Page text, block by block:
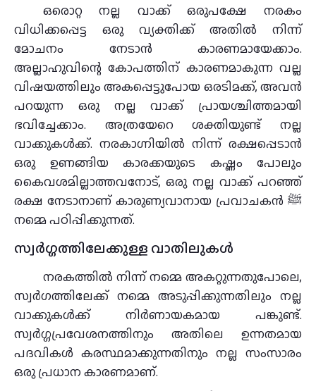
ഒരൊറ്റ നല്ല വാക്ക് ഒരുപക്ഷേ നരകം
വിധിക്കപ്പെട്ട ഒരു വ്യക്തിക്ക് അതിൽ നിന്ന്
മോചനം നേടാൻ കാരണമായേക്കാം.
അല്ലാഹുവിന്റെ കോപത്തിന് കാരണമാകുന്ന വല്ല
വിഷയത്തിലും അകപ്പെട്ടുപോയ ഒരടിമക്ക്, അവൻ
പറയുന്ന ഒരു നല്ല വാക്ക് പ്രായശ്ചിത്തമായി
ഭവിച്ചേക്കാം. അത്രയേറെ ശക്തിയുണ്ട് നല്ല
വാക്കുകൾക്ക്. നരകാഗ്നിയിൽ നിന്ന് രക്ഷപ്പെടാൻ
ഒരു ഉണങ്ങിയ കാരക്കയുടെ കഷ്ണം പോലും
കൈവശമില്ലാത്തവനോട്, ഒരു നല്ല വാക്ക് പറഞ്ഞ്
രക്ഷ നേടാനാണ് കാരുണ്യവാനായ പ്രവാചകൻ ﷺ
നമ്മെ പഠിപ്പിക്കുന്നത്.
സ്വർഗ്ഗത്തിലേക്കുള്ള വാതിലുകൾ
നരകത്തിൽ നിന്ന് നമ്മെ അകറ്റുന്നതുപോലെ,
സ്വർഗത്തിലേക്ക് നമ്മെ അടുപ്പിക്കുന്നതിലും നല്ല
വാക്കുകൾക്ക് നിർണായകമായ പങ്കുണ്ട്.
സ്വർഗ്ഗപ്രവേശനത്തിനും അതിലെ ഉന്നതമായ
പദവികൾ കരസ്ഥമാക്കുന്നതിനും നല്ല സംസാരം
ഒരു പ്രധാന കാരണമാണ്.